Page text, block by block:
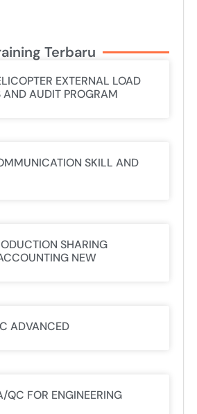
Terbaru
EXTERNAL LOAD
AND AUDIT PROGRAM
SKILL AND
SHARING
NEW
ADVANCED
QC FOR ENGINEERING